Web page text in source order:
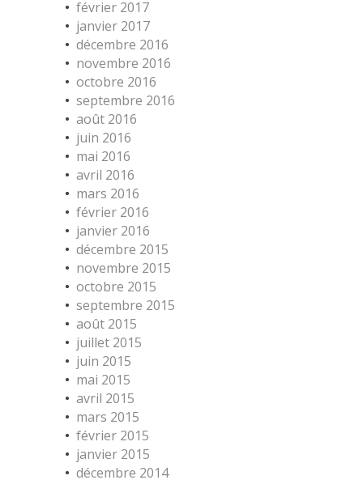
février 2017
janvier 2017
décembre 2016
novembre 2016
octobre 2016
septembre 2016
août 2016
juin 2016
mai 2016
avril 2016
mars 2016
février 2016
janvier 2016
décembre 2015
novembre 2015
octobre 2015
septembre 2015
août 2015
juillet 2015
juin 2015
mai 2015
avril 2015
mars 2015
février 2015
janvier 2015
décembre 2014